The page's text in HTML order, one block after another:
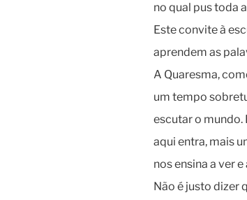
no qual pus toda
Este convite à
aprendem as
A Quaresma,
um tempo
escutar o mundo.
aqui entra, mais
nos ensina a ver
Não é justo dizer